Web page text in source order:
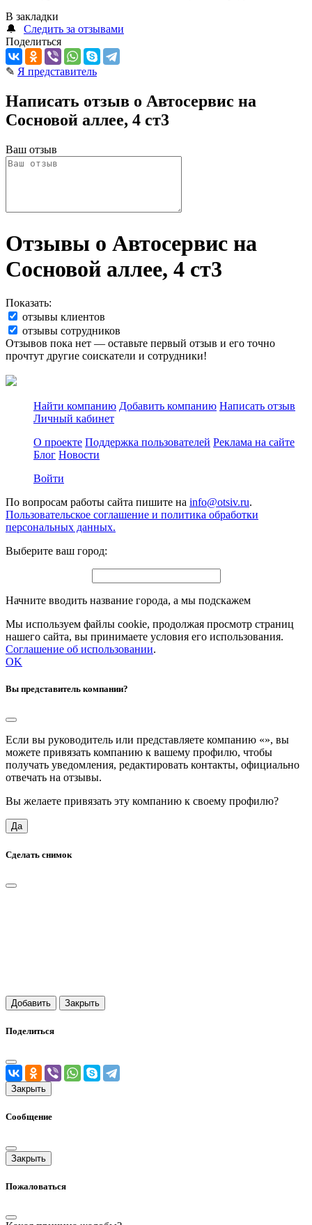
В закладки
🔔
Следить за отзывами
Поделиться
✎ Я представитель
Написать отзыв о Автосервис на
Сосновой аллее, 4 ст3
Ваш отзыв
Отзывы о Автосервис на
Сосновой аллее, 4 ст3
Показать:
отзывы клиентов
отзывы сотрудников
Отзывов пока нет — оставьте первый отзыв и его точно
прочтут другие соискатели и сотрудники!
Найти компанию Добавить компанию Написать отзыв
Личный кабинет
О проекте Поддержка пользователей Реклама на сайте
Блог Новости
Войти
По вопросам работы сайта пишите на info@otsiv.ru.
Пользовательское соглашение и политика обработки
персональных данных.
Выберите ваш город:
Начните вводить название города, а мы подскажем
Мы используем файлы cookie, продолжая просмотр страниц
нашего сайта, вы принимаете условия его использования.
Соглашение об использовании.
OK
Вы представитель компании?
Если вы руководитель или представляете компанию «», вы
можете привязать компанию к вашему профилю, чтобы
получать уведомления, редактировать контакты, официально
отвечать на отзывы.
Вы желаете привязать эту компанию к своему профилю?
Да
Сделать снимок
Добавить Закрыть
Поделиться
Закрыть
Сообщение
Закрыть
Пожаловаться